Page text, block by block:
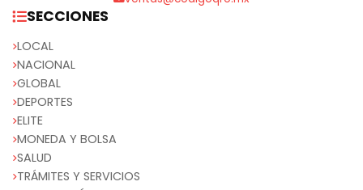
SECCIONES
LOCAL
NACIONAL
GLOBAL
DEPORTES
ELITE
MONEDA Y BOLSA
SALUD
TRÁMITES Y SERVICIOS